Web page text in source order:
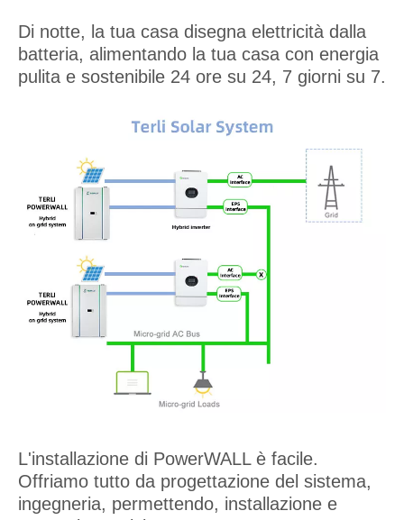
Di notte, la tua casa disegna elettricità dalla
batteria, alimentando la tua casa con energia
pulita e sostenibile 24 ore su 24, 7 giorni su 7.
L'installazione di PowerWALL è facile.
Offriamo tutto da progettazione del sistema,
ingegneria, permettendo, installazione e